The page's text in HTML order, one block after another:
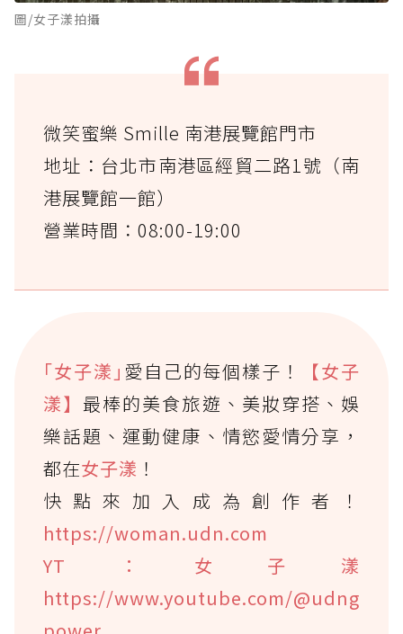
圖/女子漾拍攝
微笑蜜樂 Smille 南港展覽館門市
地址：台北市南港區經貿二路1號（南
港展覽館一館）
營業時間：08:00-19:00
｢女子漾｣ 愛自己的每個樣子！
【女子
漾】最棒的美食旅遊、美妝穿搭、娛
樂話題、運動健康、情慾愛情分享，
都在女子漾 ！
快點來加入成為創作者！
https://woman.udn.com
YT：女子漾
https://www.youtube.com/@udng